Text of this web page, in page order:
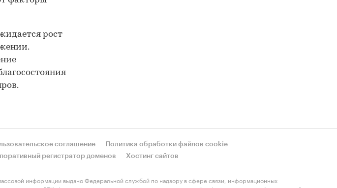
рост
соглашение
Политика обработки файлов cookie
регистратор доменов Хостинг сайтов
информации выдано Федеральной службой по надзору в сфере связи, информационных